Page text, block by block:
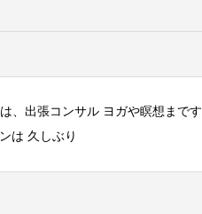
、出張コンサル ヨガや瞑想まです
は 久しぶり